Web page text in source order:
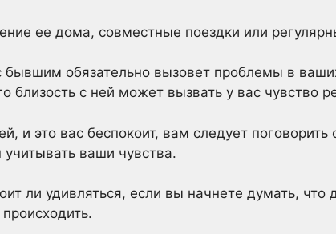
ее дома, совместные поездки или
бывшим обязательно вызовет проблемы в
близость с ней может вызвать у вас чувство
и это вас беспокоит, вам следует
ваши чувства.
ли удивляться, если вы начнете думать,